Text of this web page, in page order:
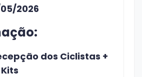
2026
dos Ciclistas +